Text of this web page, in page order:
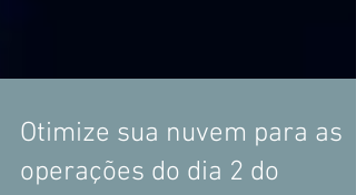
Otimize sua nuvem para as